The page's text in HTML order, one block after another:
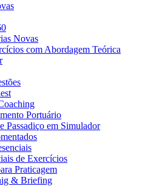
Novas
com Abordagem Teórica
Portuário
Passadiço em Simulador
de Exercícios
Praticagem
& Briefing